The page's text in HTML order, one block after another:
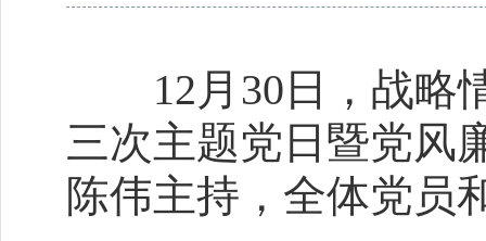
12月 30 日，战略
三次主题党日暨党风
陈伟主持，全体党员